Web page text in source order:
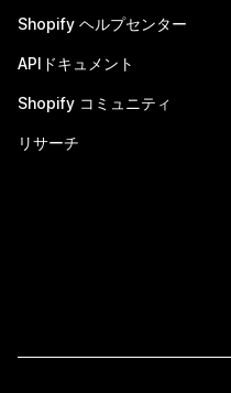
Shopify ヘルプセンター
APIドキュメント
Shopify コミュニティ
リサーチ